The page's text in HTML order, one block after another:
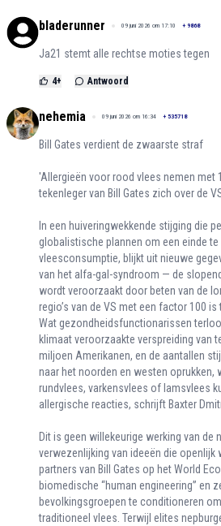
bladerunner 09 juni 2026 om 17:10 + 9868
Ja21 stemt alle rechtse moties tegen
4+ Antwoord
nehemia 09 juni 2026 om 16:34 + 535718
Bill Gates verdient de zwaarste straf
'Allergieën voor rood vlees nemen met
tekenleger van Bill Gates zich over de
In een huiveringwekkende stijging die
globalistische plannen om een einde te
vleesconsumptie, blijkt uit nieuwe
van het alfa-gal-syndroom — de
wordt veroorzaakt door beten van de
regio’s van de VS met een factor 100 is
Wat gezondheidsfunctionarissen
klimaat veroorzaakte verspreiding van
miljoen Amerikanen, en de aantallen
naar het noorden en westen oprukken,
rundvlees, varkensvlees of lamsvlees
allergische reacties, schrijft Baxter
Dit is geen willekeurige werking van de
verwezenlijking van ideeën die openlijk
partners van Bill Gates op het World
biomedische “human engineering” en
bevolkingsgroepen te conditioneren
traditioneel vlees. Terwijl elites